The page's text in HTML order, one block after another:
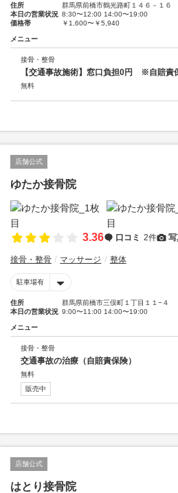
住所
群馬県前橋市鶴光路町１４６－１６
本日の営業状況 8:30〜12:00 14:00〜19:00
価格帯
￥1,600〜￥5,940
メニュー
接骨・整骨
【交通事故施術】窓口負担0円 ※自賠責
無料
店舗公式
ゆたか接骨院
3.36 口コミ 2件
接骨・整骨 マッサージ 整体
駐車場有
住所
群馬県前橋市三俣町１丁目１１−４
本日の営業状況 9:00〜11:00 14:00〜19:00
メニュー
接骨・整骨
交通事故の治療（自賠責保険）
無料
販売中
店舗公式
はとり接骨院